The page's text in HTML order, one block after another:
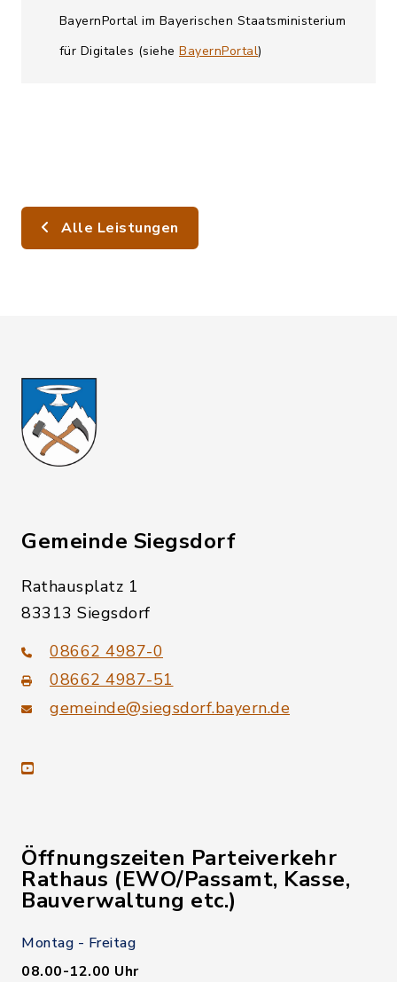
BayernPortal im Bayerischen Staatsministerium
für Digitales (siehe BayernPortal)
Alle Leistungen
Gemeinde Siegsdorf
Rathausplatz 1
83313 Siegsdorf
08662 4987-0
08662 4987-51
gemeinde@siegsdorf.bayern.de
youtube
Öffnungszeiten Parteiverkehr
Rathaus (EWO/Passamt, Kasse,
Bauverwaltung etc.)
Montag - Freitag
08.00-12.00 Uhr